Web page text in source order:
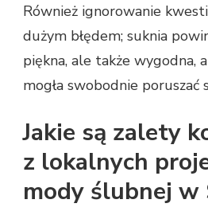
Również ignorowanie
dużym błędem; suknia
piękna, ale także wygodna,
mogła swobodnie poruszać
Jakie są zalety
z lokalnych
mody ślubnej w